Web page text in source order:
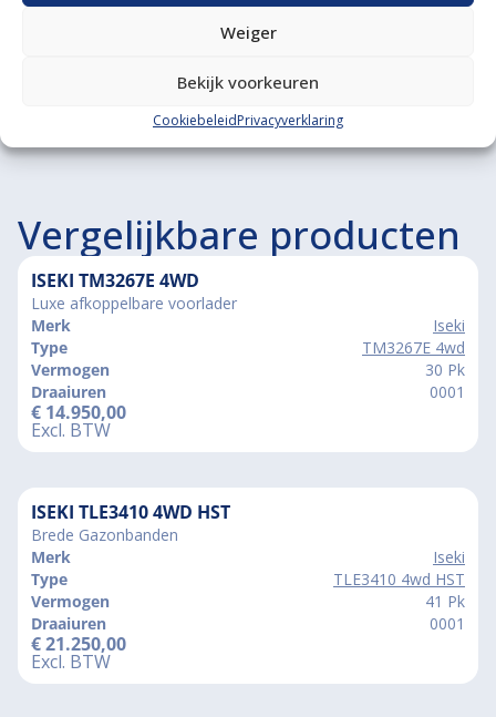
Weiger
Bekijk voorkeuren
CookiebeleidPrivacyverklaring
Grootste in kleine tractoren
Vergelijkbare producten
ISEKI TM3267E 4WD
Luxe afkoppelbare voorlader
Merk
Iseki
Type
TM3267E 4wd
Vermogen
30 Pk
Draaiuren
0001
€ 14.950,00
Excl. BTW
ISEKI TLE3410 4WD HST
Brede Gazonbanden
Merk
Iseki
Type
TLE3410 4wd HST
Vermogen
41 Pk
Draaiuren
0001
€21.250,00
Excl. BTW